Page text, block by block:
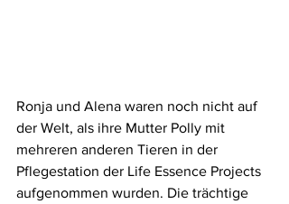
Ronja und Alena waren noch nicht auf
der Welt, als ihre Mutter Polly mit
mehreren anderen Tieren in der
Pflegestation der Life Essence Projects
aufgenommen wurden. Die trächtige